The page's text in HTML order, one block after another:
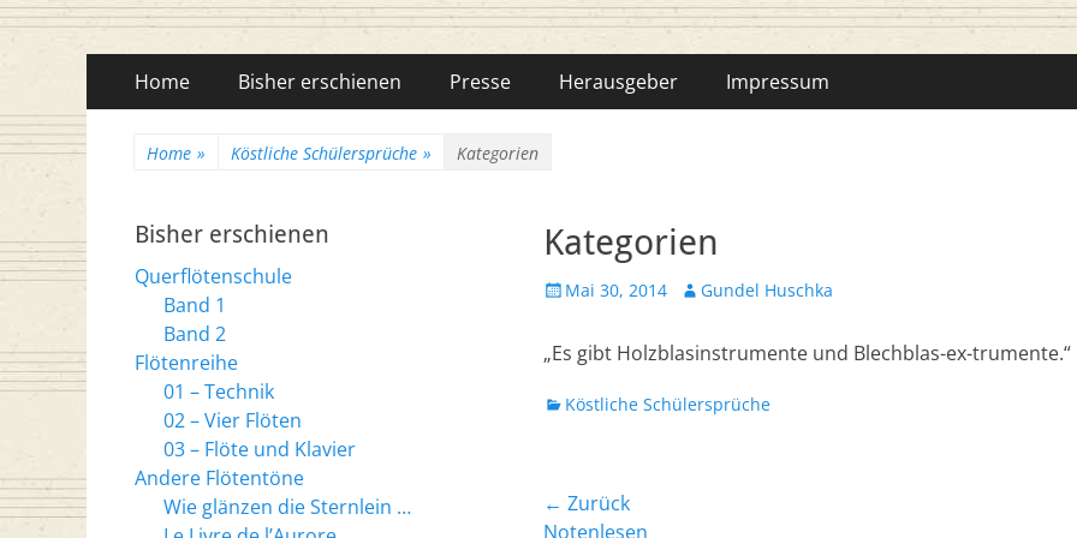
Flötenreihe Huschka-Bähr
Primäres
Menü
Inhalt
Home Bisher erschienen Presse Herausgeber Impressum
Home » Köstliche Schülersprüche » Kategorien
Kategorien
Veröffentlicht
Mai 30, 2014 AutorGundel Huschka
„Es gibt Holzblasinstrumente und Blechblas-ex-trumente.“
Kategorien
Köstliche Schülersprüche
Beitrags-
← Zurück
Vorheriger
Notenlesen
Bisher erschienen
Querflötenschule
Band 1
Band 2
Flötenreihe
01 – Technik
02 – Vier Flöten
03 – Flöte und Klavier
Andere Flötentöne
Wie glänzen die Sternlein …